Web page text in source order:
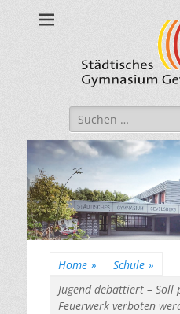
Suche
nach:
Home » Schule »
Jugend debattiert – Soll
Feuerwerk verboten